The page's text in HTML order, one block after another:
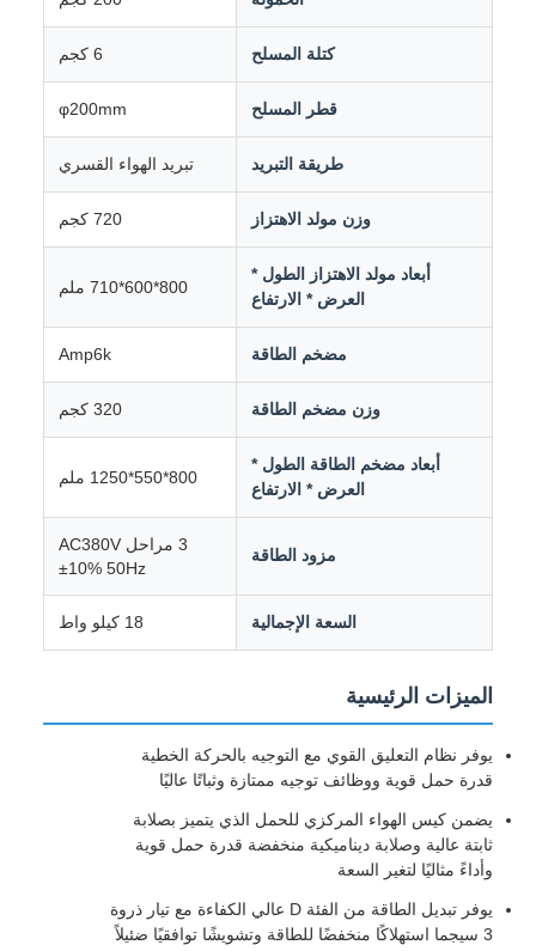
كتلة المسلح
قطر المسلح φ200mm
طريقة التبريد تبريد الهواء القسري
وزن مولد الاهتزاز 720 كجم
أبعاد مولد الاهتزاز الطول *
العرض * الارتفاع
800*600*710 ملم
مضخم الطاقة Amp6k
وزن مضخم الطاقة 320 كجم
أبعاد مضخم الطاقة الطول *
العرض * الارتفاع
800*550*1250 ملم
مزود الطاقة
3 مراحل AC380V
±10% 50Hz
السعة الإجمالية 18 كيلو واط
الميزات الرئيسية
يوفر نظام التعليق القوي مع التوجيه بالحركة الخطية
قدرة حمل قوية ووظائف توجيه ممتازة وثباتًا عاليًا
يضمن كيس الهواء المركزي للحمل الذي يتميز بصلابة
ثابتة عالية وصلابة ديناميكية منخفضة قدرة حمل قوية
وأداءً مثاليًا لتغير السعة
يوفر تبديل الطاقة من الفئة D عالي الكفاءة مع تيار ذروة